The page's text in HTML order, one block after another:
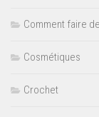
Comment faire
Cosmétiques
Crochet